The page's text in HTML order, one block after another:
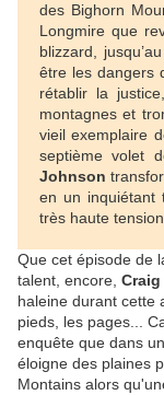
des Bighorn
Longmire que
blizzard,
être les dangers
rétablir la
montagnes et
vieil exemplaire
septième volet
Johnson
en un inquiétant
très haute tension.
Que cet épisode de
talent, encore,
haleine durant cette
pieds, les pages...
enquête que dans
éloigne des plaines
Montains alors